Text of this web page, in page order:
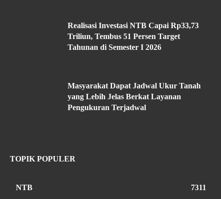
Realisasi Investasi NTB Capai Rp33,73
Triliun, Tembus 51 Persen Target
Tahunan di Semester I 2026
Masyarakat Dapat Jadwal Ukur Tanah
yang Lebih Jelas Berkat Layanan
Pengukuran Terjadwal
TOPIK POPULER
NTB 7311